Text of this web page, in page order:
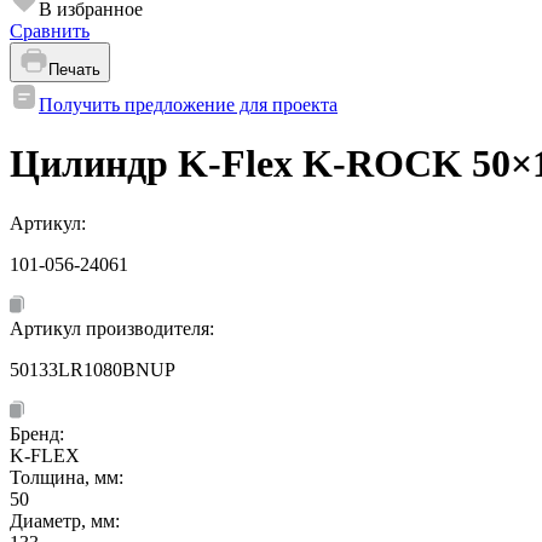
В избранное
Сравнить
Печать
Получить предложение для проекта
Цилиндр K-Flex K-ROCK
Артикул:
101-056-24061
Артикул производителя:
50133LR1080BNUP
Бренд:
K-FLEX
Толщина, мм:
50
Диаметр, мм: